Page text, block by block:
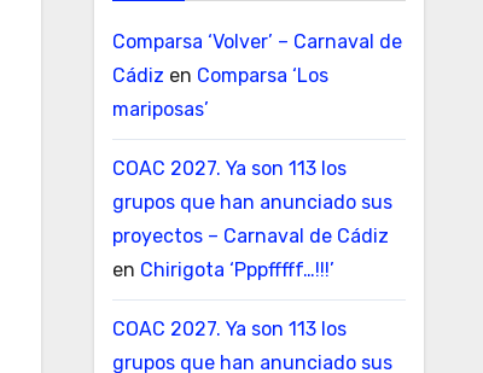
Comparsa ‘Volver’ – Carnaval de
Cádiz en Comparsa ‘Los
mariposas’
COAC 2027. Ya son 113 los
grupos que han anunciado sus
proyectos – Carnaval de Cádiz
en Chirigota ‘Pppfffff…!!!’
COAC 2027. Ya son 113 los
grupos que han anunciado sus